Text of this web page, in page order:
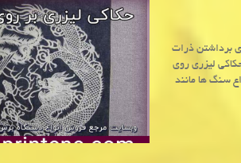
برداشتن ذرات
لیزری روی
سنگ ها مانند